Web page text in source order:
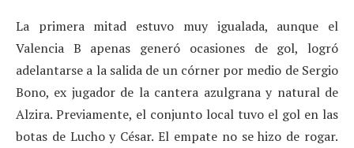
La primera mitad estuvo muy igualada, aunque el
Valencia B apenas generó ocasiones de gol, logró
adelantarse a la salida de un córner por medio de Sergio
Bono, ex jugador de la cantera azulgrana y natural de
Alzira. Previamente, el conjunto local tuvo el gol en las
botas de Lucho y César. El empate no se hizo de rogar.